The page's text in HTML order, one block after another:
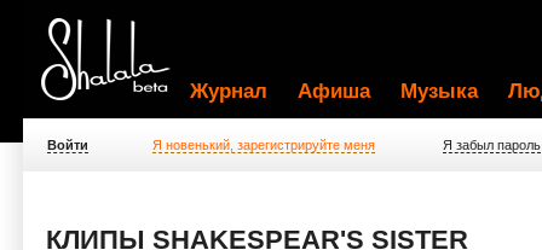
Журнал Афиша Музыка
Войти Я новенький, зарегистрируйте меня Я забыл пароль
КЛИПЫ SHAKESPEAR'S SISTER